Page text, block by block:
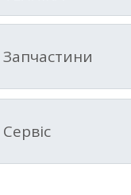
Запчастини
Сервіс